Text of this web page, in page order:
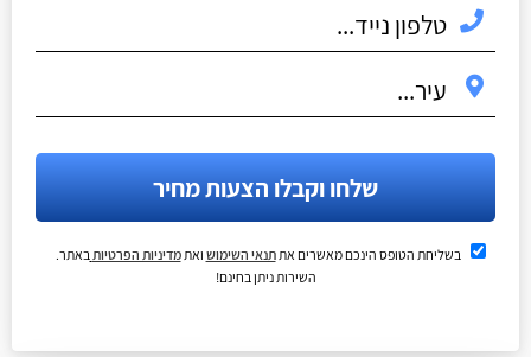
שלחו וקבלו הצעות מחיר
בשליחת הטופס הינכם מאשרים אתתנאי השימוש ואתמדיניות הפרטיותבאתר.
השירות ניתן בחינם!